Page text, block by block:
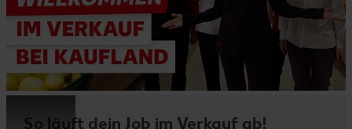
So läuft dein Job im Verkauf ab!